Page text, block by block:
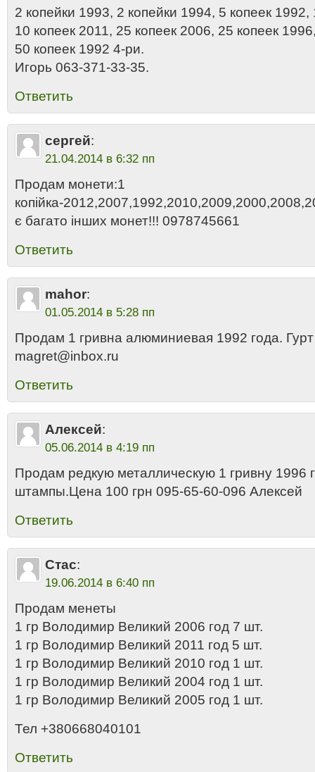
2 копейки 1993, 2 копейки 1994, 5 копеек
10 копеек 2011, 25 копеек 2006, 25 копеек
50 копеек 1992 4-ри.
Игорь 063-371-33-35.
Ответить
сергей:
21.04.2014 в 6:32 пп
Продам монети:1
копійка-
є багато інших монет!!! 0978745661
Ответить
mahor:
01.05.2014 в 5:28 пп
Продам 1 гривна алюминиевая 1992 года.
magret@inbox.ru
Ответить
Алексей:
05.06.2014 в 4:19 пп
Продам редкую металлическую 1 гривну 1996
штампы.Цена 100 грн 095-65-60-096 Алексей
Ответить
Стас:
19.06.2014 в 6:40 пп
Продам менеты
1 гр Володимир Великий 2006 год 7 шт.
1 гр Володимир Великий 2011 год 5 шт.
1 гр Володимир Великий 2010 год 1 шт.
1 гр Володимир Великий 2004 год 1 шт.
1 гр Володимир Великий 2005 год 1 шт.
Тел +380668040101
Ответить